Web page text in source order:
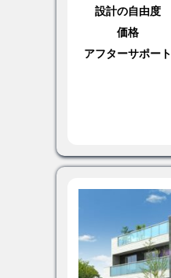
設計の自由度
価格
アフターサポート